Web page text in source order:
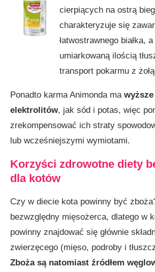
cierpiących na ostrą
charakteryzuje się
łatwostrawnego białka,
umiarkowaną ilością
transport pokarmu z
Ponadto karma Animonda ma
elektrolitów, jak sód i potas, więc
zrekompensować ich straty
lub wcześniejszymi wymiotami.
Korzyści zdrowotne diety
dla kotów
Czy w diecie kota powinny być
bezwzględny mięsożerca, dlatego w
powinny znajdować się głównie
zwierzęcego (mięso, podroby i
Zboża są natomiast źródłem